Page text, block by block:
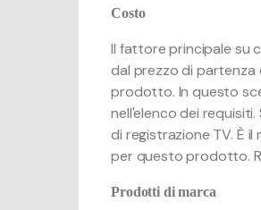
Costo
Il fattore principale su
dal prezzo di partenza
prodotto. In questo
nell'elenco dei
di registrazione TV. È
per questo prodotto.
Prodotti di marca